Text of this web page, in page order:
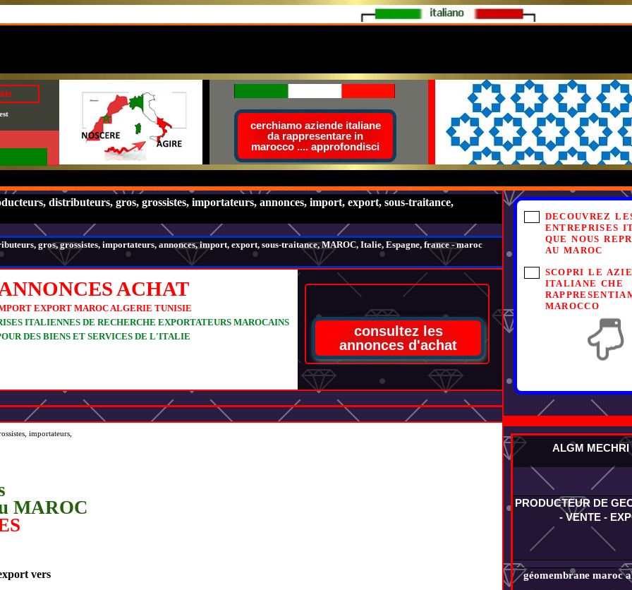
cerchiamo aziende italiane
da rappresentare in
marocco .... approfondisci
DECOUVREZ
ENTREPRISES
QUE NOUS
AU MAROC
SCOPRI LE
ITALIANE CHE
MAROCCO
ALGM MECHRI
PRODUCTEUR DE
- VENTE -
géomembrane maroc
distributeurs, gros, grossistes, importateurs, annonces, import, export, sous-traitance,
gros, grossistes, importateurs, annonces, import, export, sous-traitance, MAROC, Italie, Espagne, france -maroc
ACHAT
EXPORT MAROC ALGERIE TUNISIE
ITALIENNES DE RECHERCHE EXPORTATEURS MAROCAINS
DES BIENS ET SERVICES DE L'ITALIE
consultez les
annonces d'achat
importateurs,
MAROC
vers